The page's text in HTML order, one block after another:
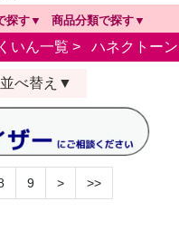
探す 商品分類で探す
いん一覧 > ハネクトー
並べ替え
9 > >>